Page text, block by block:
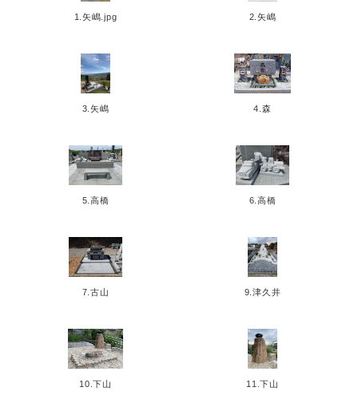
1.矢嶋.jpg 2.矢嶋
3.矢嶋 4.森
5.高橋 6.高橋
7.古山 9.津久井
10.下山 11.下山